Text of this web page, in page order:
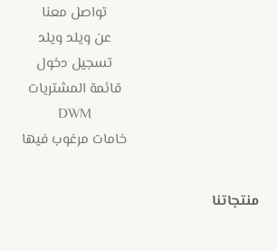
تواصل معنا
عن ويلد ويلد
تسجيل دخول
قائمة المشتريات
DWM
خامات مرغوب فيها
منتجاتنا